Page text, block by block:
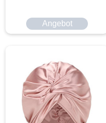
Angebot